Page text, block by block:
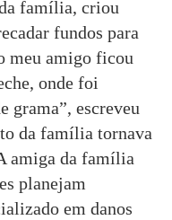
família, criou
fundos para
meu amigo ficou
onde foi
grama”, escreveu
da família tornava
amiga da família
planejam
em danos